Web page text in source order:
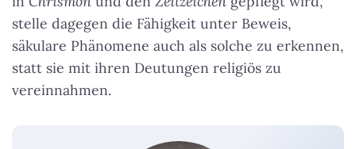
stelle dagegen die Fähigkeit unter Beweis,
säkulare Phänomene auch als solche zu erkennen,
statt sie mit ihren Deutungen religiös zu
vereinnahmen.